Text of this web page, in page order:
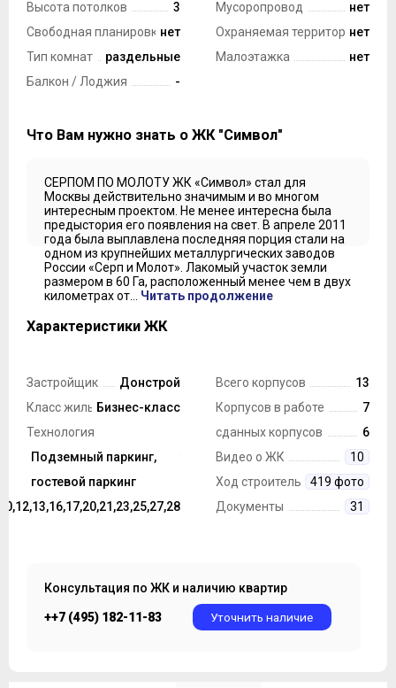
Высота потолков
3
Свободная планировканет
Тип комнат
раздельные
Балкон / Лоджия
-
Мусоропровод
нет
Охраняемая территориянет
Малоэтажка
нет
Что Вам нужно знать о ЖК "Символ"
СЕРПОМ ПО МОЛОТУ ЖК «Символ» стал для
Москвы действительно значимым и во многом
интересным проектом. Не менее интересна была
предыстория его появления на свет. В апреле 2011
года была выплавлена последняя порция стали на
одном из крупнейших металлургических заводов
России «Серп и Молот». Лакомый участок земли
размером в 60 Га, расположенный менее чем в двух
километрах от... Читать продолжение
Характеристики ЖК
Застройщик
Донстрой
Класс жильяБизнес-класс
Технология
строительства
Монолит
Парковка
Подземный паркинг,
гостевой паркинг
Этажность ЖК
Всего корпусов
13
Корпусов в работе
7
сданных корпусов
6
Видео о ЖК
10
Ход строительства419 фото
Документы
31
Консультация по ЖК и наличию квартир
++7 (495) 182-11-83 Уточнить наличие